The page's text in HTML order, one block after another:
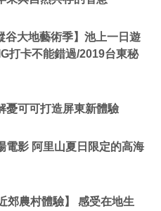
谷大地藝術季】池上一日遊
打卡不能錯過/2019台東秘
憂可可打造屏東新體驗
電影 阿里山夏日限定的高海
郊農村體驗】 感受在地生